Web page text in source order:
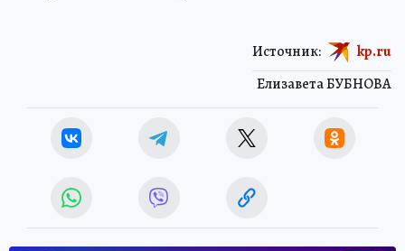
Елизавета БУБНОВА
Источник: kp.ru